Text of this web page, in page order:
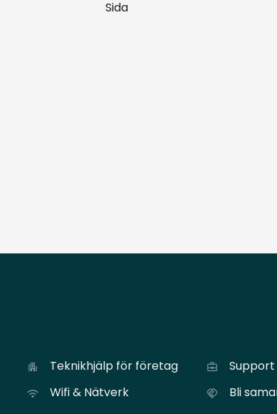
Sida
Teknikhjälp för företag
Wifi & Nätverk
Bli